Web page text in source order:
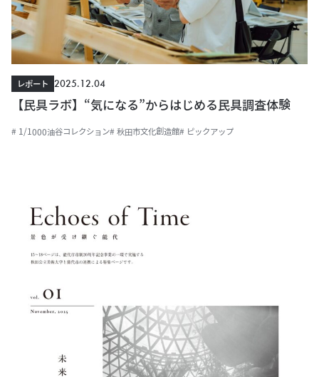
レポート
2025.12.04
【民具ラボ】“気になる”からはじめる民具調査体験
# 1/1000油谷コレクション# 秋田市文化創造館# ピックアップ